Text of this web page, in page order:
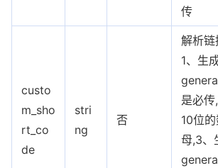
传
custo
m_sho
rt_co
de
stri
ng
否
解析链
1、生
是必
10位
母,3、